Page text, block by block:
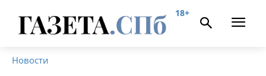
18+
Новости